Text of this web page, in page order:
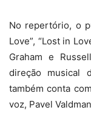
No repertório, o
Love”, “Lost in
Graham e
direção musical
também conta
voz, Pavel